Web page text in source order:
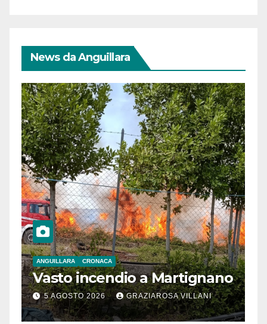
News da Anguillara
ANGUILLARA CRONACA
Vasto incendio a Martignano
5 AGOSTO 2026 GRAZIAROSA VILLANI